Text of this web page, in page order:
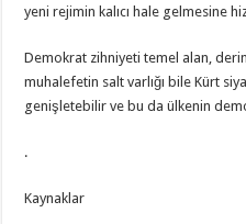
yeni rejimin kalıcı hale gelmesine
Demokrat zihniyeti temel alan,
muhalefetin salt varlığı bile Kürt
genişletebilir ve bu da ülkenin
.
Kaynaklar